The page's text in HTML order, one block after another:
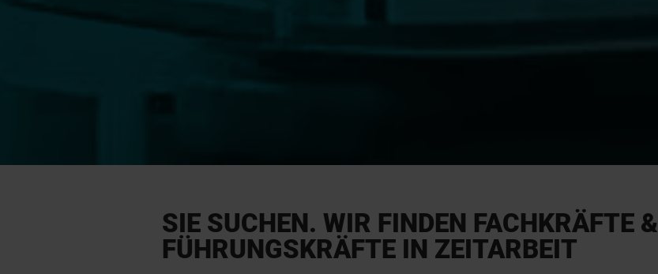
SIE SUCHEN. WIR FINDEN FACHKRÄFTE &
FÜHRUNGSKRÄFTE IN ZEITARBEIT